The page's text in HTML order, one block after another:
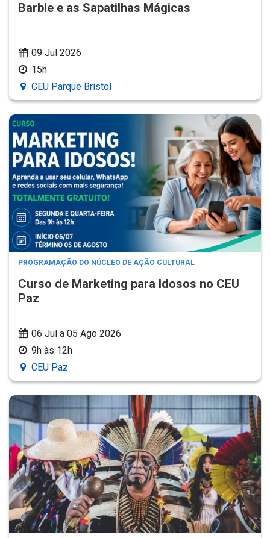
Barbie e as Sapatilhas Mágicas
09 Jul 2026
15h
CEU Parque Bristol
PROGRAMAÇÃO DO NÚCLEO DE AÇÃO CULTURAL
Curso de Marketing para Idosos no CEU
Paz
06 Jul a 05 Ago 2026
9h às 12h
CEU Paz